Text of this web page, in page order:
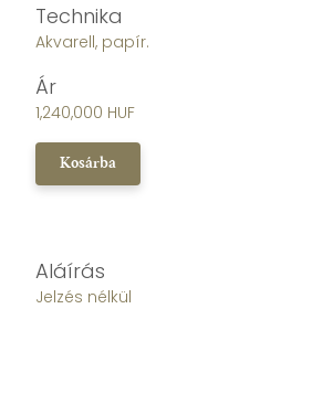
Technika
Akvarell, papír.
Ár
1,240,000 HUF
Kosárba
Aláírás
Jelzés nélkül